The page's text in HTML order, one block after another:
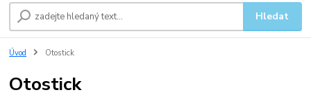
Hledat
Úvod Otostick
Otostick